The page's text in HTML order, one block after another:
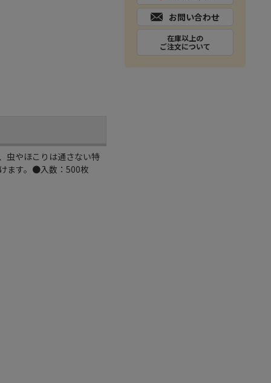
虫やほこりは通さない特
ます。●入数：500枚
お問い合わせ
在庫以上の
ご注文について